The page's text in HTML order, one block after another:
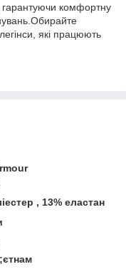
гарантуючи комфортну
які працюють
, 13% еластан